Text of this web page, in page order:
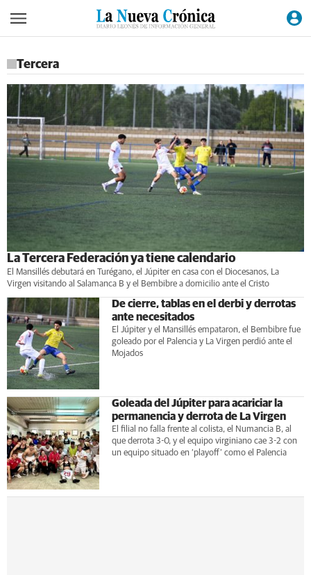
Tercera
La Tercera Federación ya tiene calendario
El Mansillés debutará en Turégano, el Júpiter en casa con el Diocesanos, La
Virgen visitando al Salamanca B y el Bembibre a domicilio ante el Cristo
De cierre, tablas en el derbi y derrotas
ante necesitados
El Júpiter y el Mansillés empataron, el Bembibre fue
goleado por el Palencia y La Virgen perdió ante el
Mojados
Goleada del Júpiter para acariciar la
permanencia y derrota de La Virgen
El filial no falla frente al colista, el Numancia B, al
que derrota 3-0, y el equipo virginiano cae 3-2 con
un equipo situado en ‘playoff’ como el Palencia